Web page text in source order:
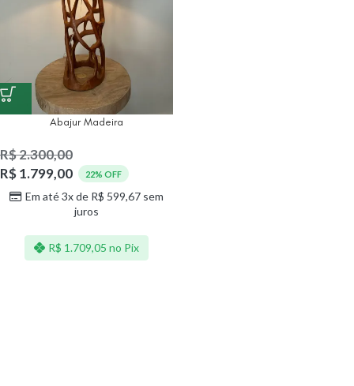
Abajur Madeira
R$2.300,00
R$1.799,00 22% OFF
Em até 3x de R$ 599,67sem
juros
R$ 1.709,05 no Pix